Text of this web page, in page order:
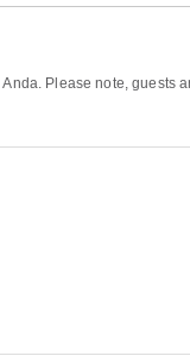
Please note, guests